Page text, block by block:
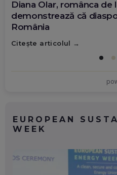
Diana Olar, românca de
demonstrează că
România
Citește articolul
EUROPEAN
WEEK